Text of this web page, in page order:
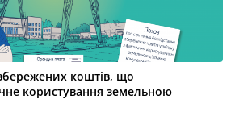
коштів, що
користування земельною